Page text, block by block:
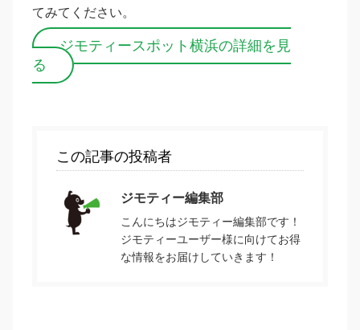
てみてください。
ジモティースポット横浜の詳細を見
る
この記事の投稿者
ジモティー編集部
こんにちはジモティー編集部です！
ジモティーユーザー様に向けてお得
な情報をお届けしていきます！